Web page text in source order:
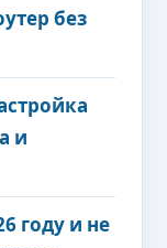
без
и
году и не